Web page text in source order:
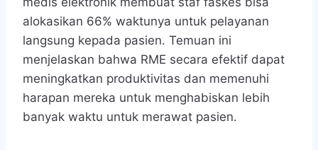
alokasikan 66% waktunya untuk pelayanan
langsung kepada pasien. Temuan ini
menjelaskan bahwa RME secara efektif dapat
meningkatkan produktivitas dan memenuhi
harapan mereka untuk menghabiskan lebih
banyak waktu untuk merawat pasien.